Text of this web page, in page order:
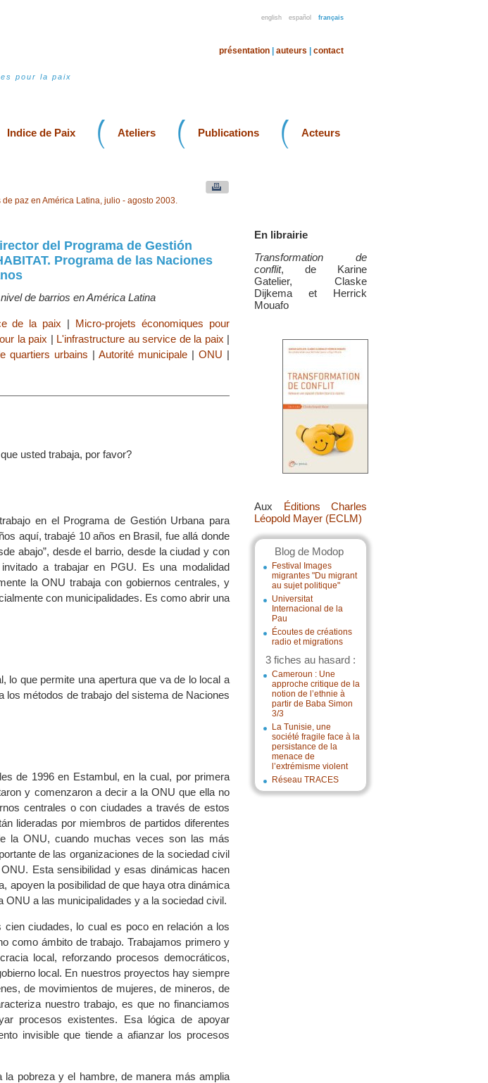
english español français
pour la paix
présentation auteurs contact
Indice de Paix Ateliers Publications Acteurs
En librairie
Transformation de
conflit, de Karine
Gatelier, Claske
Dijkema et Herrick
Mouafo
Aux Éditions Charles
Léopold Mayer (ECLM)
Blog de Modop
Festival Images
migrantes "Du migrant
au sujet politique"
Universitat
Internacional de la
Pau
Écoutes de créations
radio et migrations
3 fiches au hasard :
Cameroun : Une
approche critique de la
notion de l’ethnie à
partir de Baba Simon
3/3
La Tunisie, une
société fragile face à la
persistance de la
menace de
l’extrémisme violent
Réseau TRACES
paz en América Latina, julio - agosto 2003.
del Programa de Gestión
Programa de las Naciones
de barrios en América Latina
de la paix | Micro-projets économiques pour
la paix | L'infrastructure au service de la paix |
quartiers urbains | Autorité municipale | ONU |
usted trabaja, por favor?
en el Programa de Gestión Urbana para
aquí, trabajé 10 años en Brasil, fue allá donde
abajo”, desde el barrio, desde la ciudad y con
a trabajar en PGU. Es una modalidad
la ONU trabaja con gobiernos centrales, y
con municipalidades. Es como abrir una
lo que permite una apertura que va de lo local a
los métodos de trabajo del sistema de Naciones
de 1996 en Estambul, en la cual, por primera
y comenzaron a decir a la ONU que ella no
centrales o con ciudades a través de estos
lideradas por miembros de partidos diferentes
la ONU, cuando muchas veces son las más
de las organizaciones de la sociedad civil
Esta sensibilidad y esas dinámicas hacen
apoyen la posibilidad de que haya otra dinámica
ONU a las municipalidades y a la sociedad civil.
ciudades, lo cual es poco en relación a los
como ámbito de trabajo. Trabajamos primero y
local, reforzando procesos democráticos,
local. En nuestros proyectos hay siempre
de movimientos de mujeres, de mineros, de
nuestro trabajo, es que no financiamos
procesos existentes. Esa lógica de apoyar
invisible que tiende a afianzar los procesos
pobreza y el hambre, de manera más amplia